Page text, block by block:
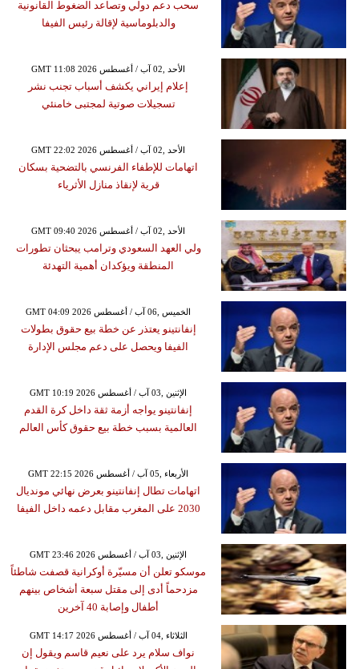
سحب دعم دولي وتصاعد الضغوط القانونية
والدبلوماسية لإقالة رئيس الفيفا
GMT 11:08 2026 الأحد ,02 آب / أغسطس
إعلام إيراني يكشف أسباب تجنب نشر
تسجيلات صوتية لمجتبى خامنئي
GMT 22:02 2026 الأحد ,02 آب / أغسطس
اتهامات للإطفاء الفرنسي بالتضحية بسكان
قرية لإنقاذ منازل الأثرياء
GMT 09:40 2026 الأحد ,02 آب / أغسطس
ولي العهد السعودي وترامب يبحثان تطورات
المنطقة ويؤكدان أهمية التهدئة
GMT 04:09 2026 الخميس ,06 آب / أغسطس
إنفانتينو يعتذر عن خطة بيع حقوق بطولات
الفيفا ويحصل على دعم مجلس الإدارة
GMT 10:19 2026 الإثنين ,03 آب / أغسطس
إنفانتينو يواجه أزمة ثقة داخل كرة القدم
العالمية بسبب خطة بيع حقوق كأس العالم
GMT 22:15 2026 الأربعاء ,05 آب / أغسطس
اتهامات تطال إنفانتينو بعرض نهائي مونديال
2030 على المغرب مقابل دعمه داخل الفيفا
GMT 23:46 2026 الإثنين ,03 آب / أغسطس
موسكو تعلن أن مسيّرة أوكرانية قصفت شاطئاً
مزدحماً أدى إلى مقتل سبعة أشخاص بينهم
أطفال وإصابة 40 آخرين
GMT 14:17 2026 الثلاثاء ,04 آب / أغسطس
نواف سلام يرد على نعيم قاسم ويقول إن